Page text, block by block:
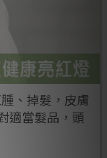
、掉髮，皮膚
適當髮品，頭